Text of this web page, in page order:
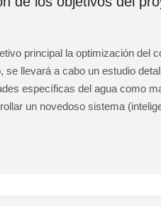
principal la optimización del
se llevará a cabo un estudio
específicas del agua como
un novedoso sistema